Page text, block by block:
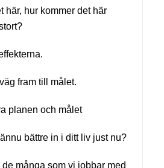
här, hur kommer det här
fram till målet.
planen och målet
bättre in i ditt liv just nu?
många som vi jobbar med